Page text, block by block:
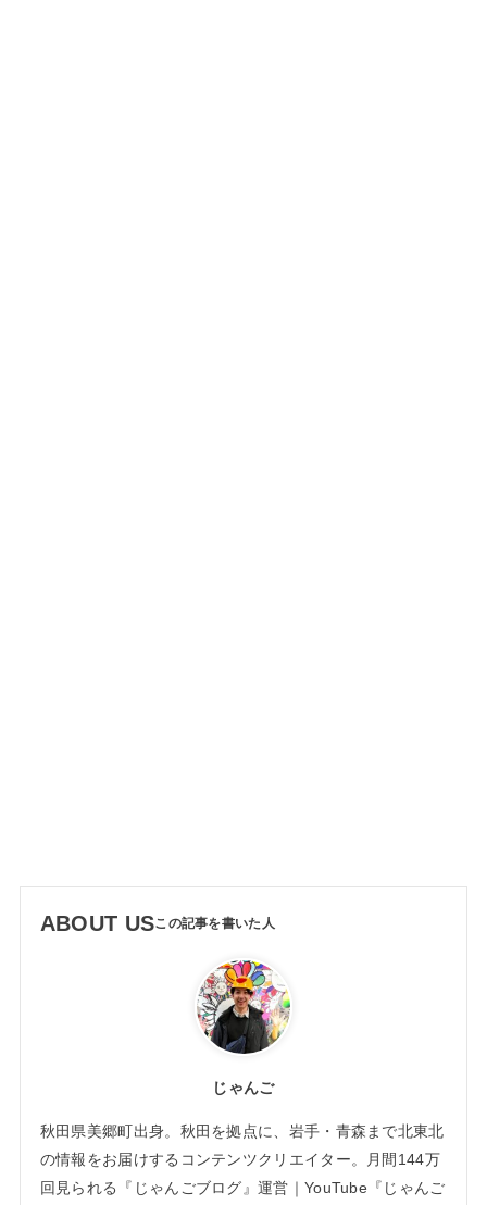
ABOUT US
じゃんご
秋田県美郷町出身。秋田を拠点に、岩手・青森まで北東北
の情報をお届けするコンテンツクリエイター。月間144万
回見られる『じゃんごブログ』運営｜YouTube『じゃんご